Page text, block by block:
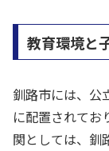
教育環境と
釧路市には、公
に配置されてお
関としては、釧